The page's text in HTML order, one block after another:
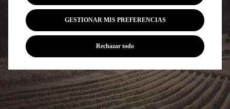
GESTIONAR MIS PREFERENCIAS
Rechazar todo